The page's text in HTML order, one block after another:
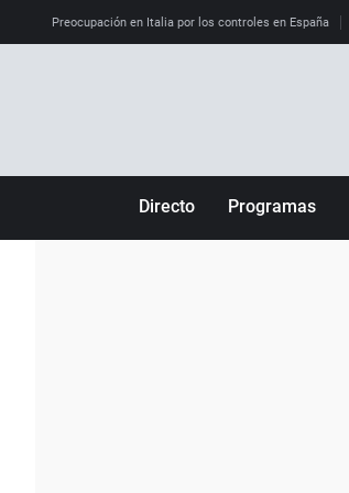
Preocupación en Italia por los controles en España
Directo Programas